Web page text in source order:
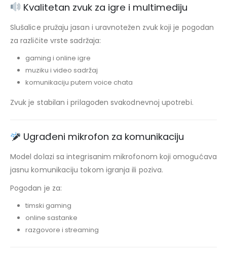
Kvalitetan zvuk za igre i multimediju
Slušalice pružaju jasan i uravnotežen zvuk koji je pogodan
za različite vrste sadržaja:
gaming i online igre
muziku i video sadržaj
komunikaciju putem voice chata
Zvuk je stabilan i prilagođen svakodnevnoj upotrebi.
Ugrađeni mikrofon za komunikaciju
Model dolazi sa integrisanim mikrofonom koji omogućava
jasnu komunikaciju tokom igranja ili poziva.
Pogodan je za:
timski gaming
online sastanke
razgovore i streaming